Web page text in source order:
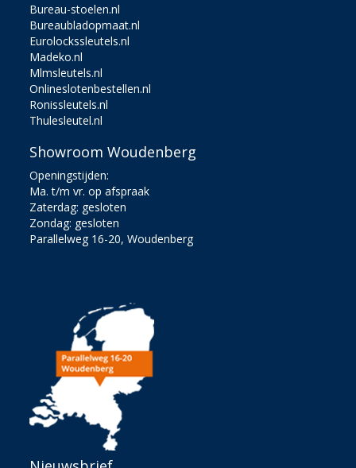
Bureau-stoelen.nl
Bureaubladopmaat.nl
Eurolockssleutels.nl
Madeko.nl
Mlmsleutels.nl
Onlineslotenbestellen.nl
Ronissleutels.nl
Thulesleutel.nl
Showroom Woudenberg
Openingstijden:
Ma. t/m vr. op afspraak
Zaterdag: gesloten
Zondag: gesloten
Parallelweg 16-20, Woudenberg